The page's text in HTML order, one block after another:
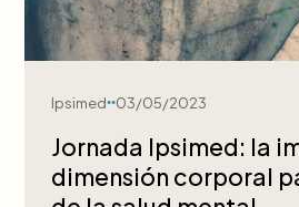
Ipsimed 03/05/2023
Jornada Ipsimed: la
dimensión corporal